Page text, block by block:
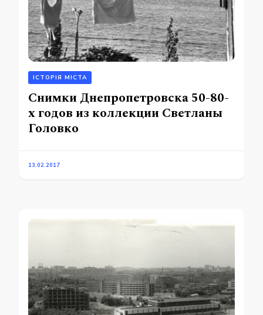
ІСТОРІЯ МІСТА
Снимки Днепропетровска 50-80-
х годов из коллекции Светланы
Головко
13.02.2017